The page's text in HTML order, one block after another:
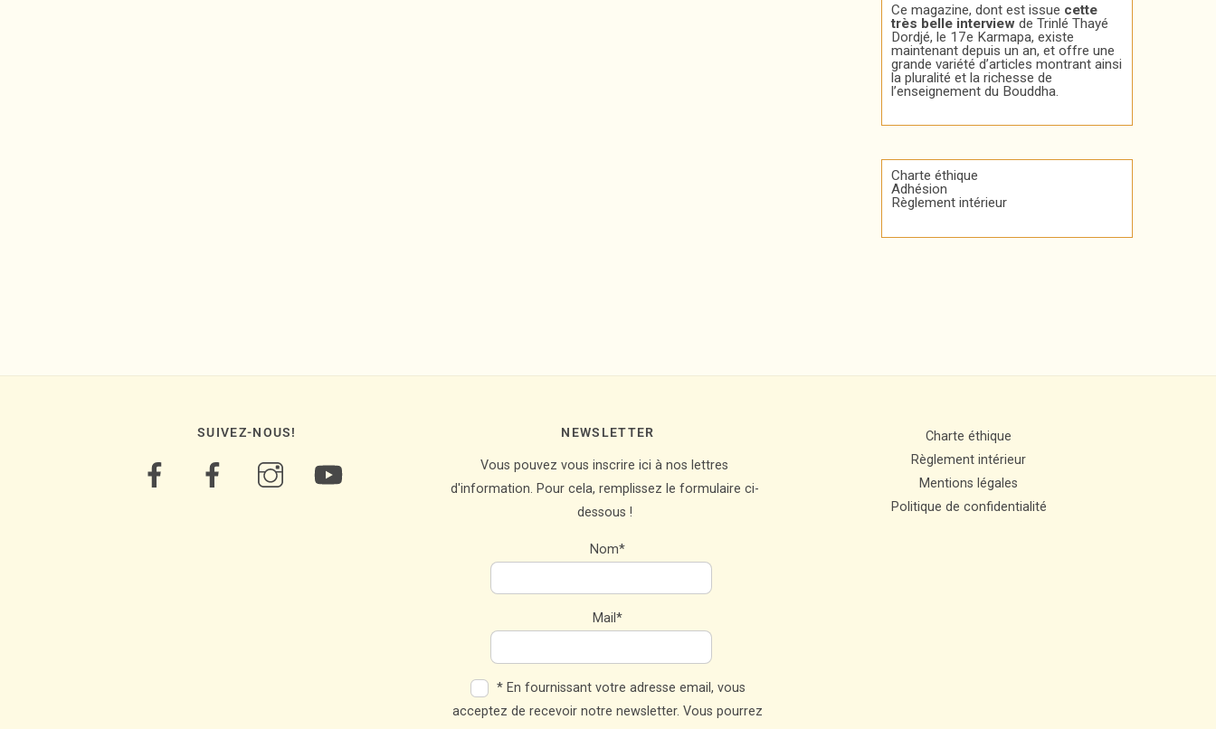
Ce magazine, dont est issue cette
très belle interviewde Trinlé Thayé
Dordjé, le 17e Karmapa, existe
maintenant depuis un an, et offre une
grande variété d’articles montrant ainsi
la pluralité et la richesse de
l’enseignement du Bouddha.
Charte éthique
Adhésion
Règlement intérieur
SUIVEZ-NOUS! NEWSLETTER
Vous pouvez vous inscrire ici à nos lettres
d'information. Pour cela, remplissez le formulaire ci-
dessous !
Nom*
Mail*
* En fournissant votre adresse email, vous
acceptez de recevoir notre newsletter. Vous pourrez
Charte éthique
Règlement intérieur
Mentions légales
Politique de confidentialité